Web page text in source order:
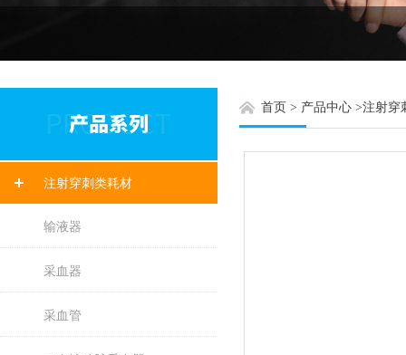
注射穿刺类耗材
输液器
采血器
采血管
首页 > 产品中心 >注射穿